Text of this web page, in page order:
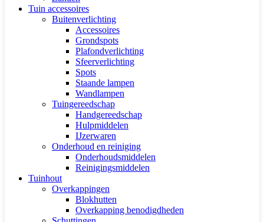
Tuin accessoires
Buitenverlichting
Accessoires
Grondspots
Plafondverlichting
Sfeerverlichting
Spots
Staande lampen
Wandlampen
Tuingereedschap
Handgereedschap
Hulpmiddelen
IJzerwaren
Onderhoud en reiniging
Onderhoudsmiddelen
Reinigingsmiddelen
Tuinhout
Overkappingen
Blokhutten
Overkapping benodigdheden